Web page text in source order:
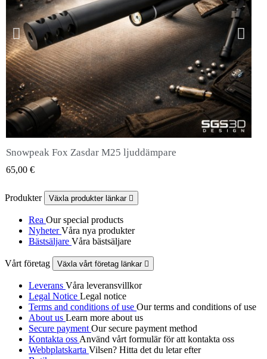
QUICK VIEW
Snowpeak Fox Zasdar M25 ljuddämpare
65,00 €
Produkter Växla produkter länkar 
Rea Our special products
NyheterVåra nya produkter
Bästsäljare Våra bästsäljare
Vårt företag Växla vårt företag länkar 
Leverans Våra leveransvillkor
Legal Notice Legal notice
Terms and conditions of use Our terms and conditions of use
About us Learn more about us
Secure payment Our secure payment method
Kontakta oss Använd vårt formulär för att kontakta oss
Webbplatskarta Vilsen? Hitta det du letar efter